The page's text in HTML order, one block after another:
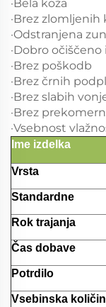
·Bela koža
·Brez zlomljenih
·Odstranjena
·Dobro očiščeno
·Brez poškodb
·Brez črnih
·Brez slabih
·Brez
·Vsebnost
Ime izdelka
Vrsta
Standardne
Rok trajanja
Čas dobave
Potrdilo
Vsebinska